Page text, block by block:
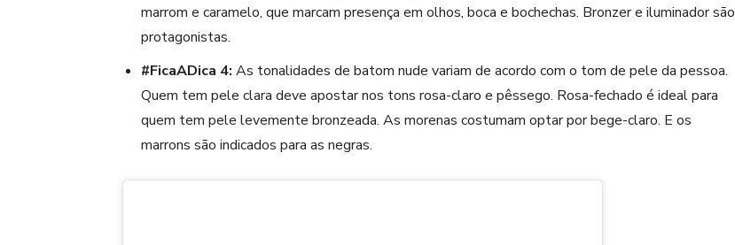
marrom e caramelo, que marcam presença em olhos, boca e bochechas. Bronzere iluminador são
protagonistas.
#FicaADica 4: As tonalidades de batom nude variam de acordo com o tom de pele da pessoa.
Quem tem pele clara deve apostar nos tons rosa-claro e pêssego. Rosa-fechado é ideal para
quem tem pele levemente bronzeada. As morenas costumam optar por bege-claro. E os
marrons são indicados para as negras.